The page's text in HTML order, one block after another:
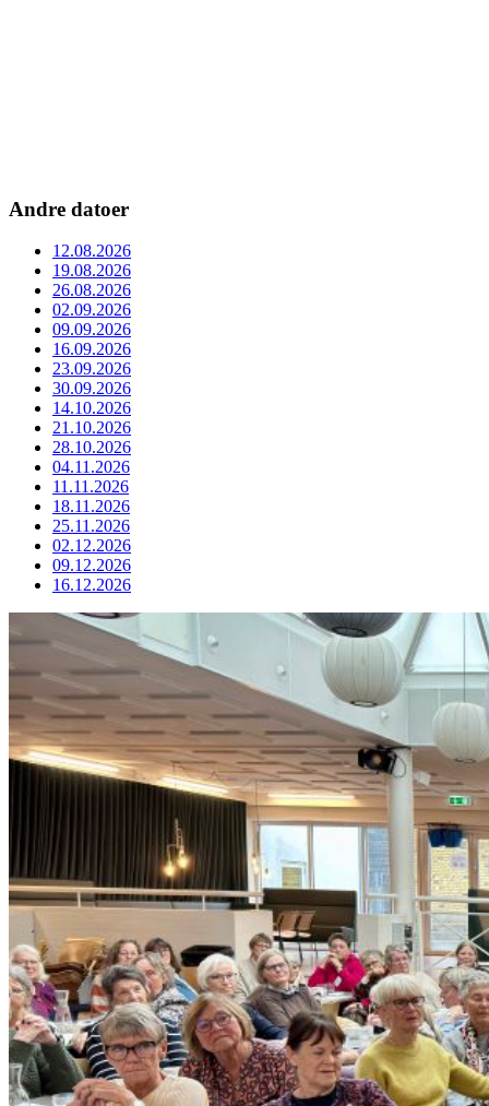
Andre datoer
12.08.2026
19.08.2026
26.08.2026
02.09.2026
09.09.2026
16.09.2026
23.09.2026
30.09.2026
14.10.2026
21.10.2026
28.10.2026
04.11.2026
11.11.2026
18.11.2026
25.11.2026
02.12.2026
09.12.2026
16.12.2026